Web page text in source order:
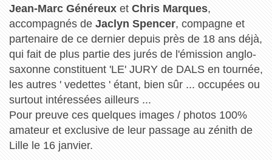
Jean-Marc Généreuxet Chris Marques,
accompagnés de Jaclyn Spencer, compagne et
partenaire de ce dernier depuis près de 18 ans déjà,
qui fait de plus partie des jurés de l'émission anglo-
saxonne constituent 'LE' JURY de DALS en tournée,
les autres ' vedettes ' étant, bien sûr ... occupées ou
surtout intéressées ailleurs ...
Pour preuve ces quelques images / photos 100%
amateur et exclusive de leur passage au zénith de
Lille le 16 janvier.